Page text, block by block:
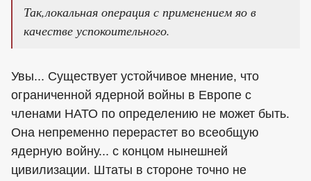
Так,локальная операция с применением яо в
качестве успокоительного.
Увы... Существует устойчивое мнение, что
ограниченной ядерной войны в Европе с
членами НАТО по определению не может быть.
Она непременно перерастет во всеобщую
ядерную войну... с концом нынешней
цивилизации. Штаты в стороне точно не